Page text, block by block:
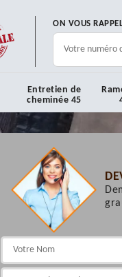
ON VOUS
Entretien de
cheminée 45